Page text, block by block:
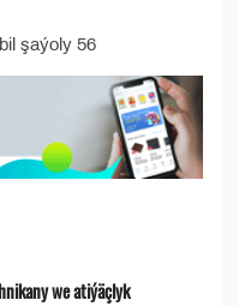
şaýoly 56
we atiýäçlyk